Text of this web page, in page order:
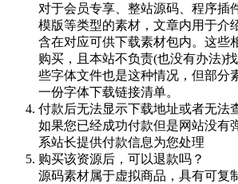
对于会员专享、整站源码、程序插
模版等类型的素材，文章内用于介
含在对应可供下载素材包内。这些
购买，且本站不负责(也没有办法)
些字体文件也是这种情况，但部分
一份字体下载链接清单。
付款后无法显示下载地址或者无法
如果您已经成功付款但是网站没有
系站长提供付款信息为您处理
购买该资源后，可以退款吗？
源码素材属于虚拟商品，具有可复